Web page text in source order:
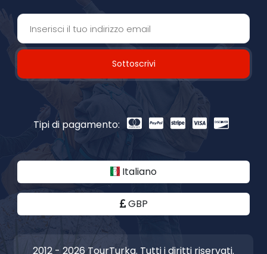
Sottoscrivi
Tipi di pagamento:
Italiano
GBP
2012 - 2026 TourTurka. Tutti i diritti riservati.